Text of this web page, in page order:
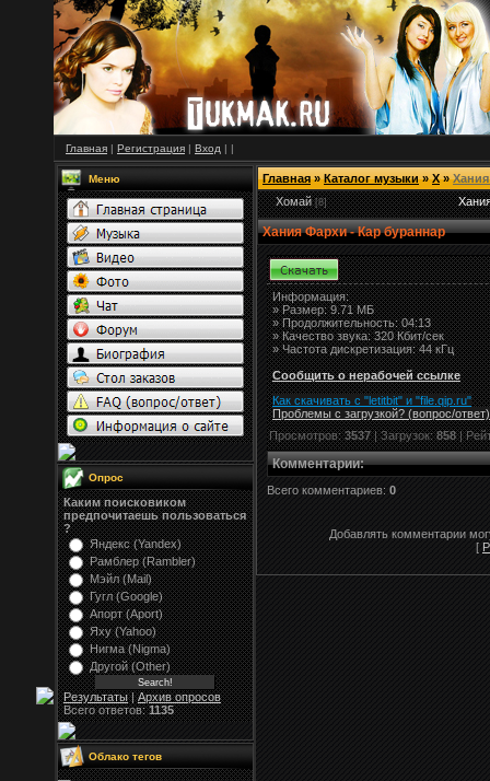
Главная | Регистрация | Вход | |
Меню
Опрос
Каким поисковиком
предпочитаешь пользоваться
?
Яндекс (Yandex)
Рамблер (Rambler)
Мэйл (Mail)
Гугл (Google)
Апорт (Aport)
Яху (Yahoo)
Нигма (Nigma)
Другой (Other)
Результаты|Архив опросов
Всего ответов:1135
Облако тегов
Главная»Каталог музыки»Х»
Хомай [8]
Хания Фархи - Кар бураннар
Информация:
»Размер:9.71 МБ
» Продолжительность: 04:13
» Качество звука: 320 Кбит/сек
» Частота дискретизация: 44 кГц
Сообщить о нерабочей ссылке
Как скачивать с "letitbit" и "file.qip.ru"
Проблемы с загрузкой? (вопрос/ответ)
Просмотров:3537| Загрузок:858|
Комментарии:
Всего комментариев: 0
Добавлять комментарии
[